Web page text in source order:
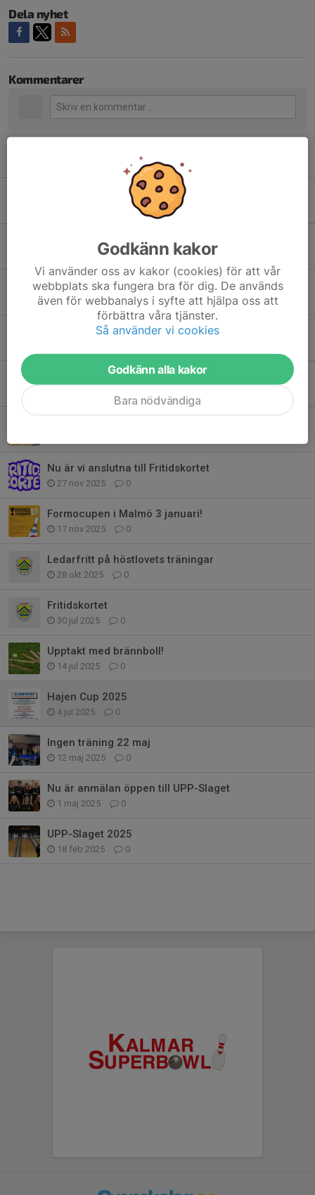
Dela nyhet
Kommentarer
Anmälan till Junior-SM öppen
0
Ledarfri träning även ikväll
7 apr, 15:39 0
Inga ledare på kvällens träningar
2 apr, 11:45 0
MOTIVE AIK Junior/Ladies/Gents 2026
Inbjudan från RF SISU till föräldrarutbildning
Nu är vi anslutna till Fritidskortet
27 nov 2025 0
Formocupen i Malmö 3 januari!
17 nov 2025 0
Ledarfritt på höstlovets träningar
28 okt 2025 0
Fritidskortet
30 jul 2025 0
Upptakt med brännboll!
14 jul 2025 0
Hajen Cup 2025
4 jul 2025 0
Ingen träning 22 maj
12 maj 2025 0
Nu är anmälan öppen till UPP-Slaget
1 maj 2025 0
UPP-Slaget 2025
18 feb 2025 0
Godkänn kakor
Vi använder oss av kakor (cookies) för att vår
webbplats ska fungera bra för dig. De används
även för webbanalys i syfte att hjälpa oss att
förbättra våra tjänster.
Så använder vi cookies
Godkänn alla kakor
Bara nödvändiga